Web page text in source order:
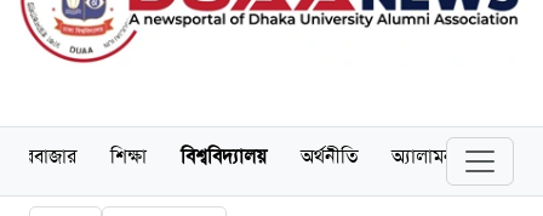
শিক্ষা বিশ্ববিদ্যালয় অর্থনীতি অ্যালামনাই